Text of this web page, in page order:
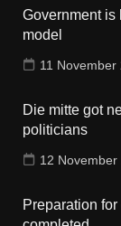
Government
model
11 November
Die mitte got
politicians
12 November
Preparation